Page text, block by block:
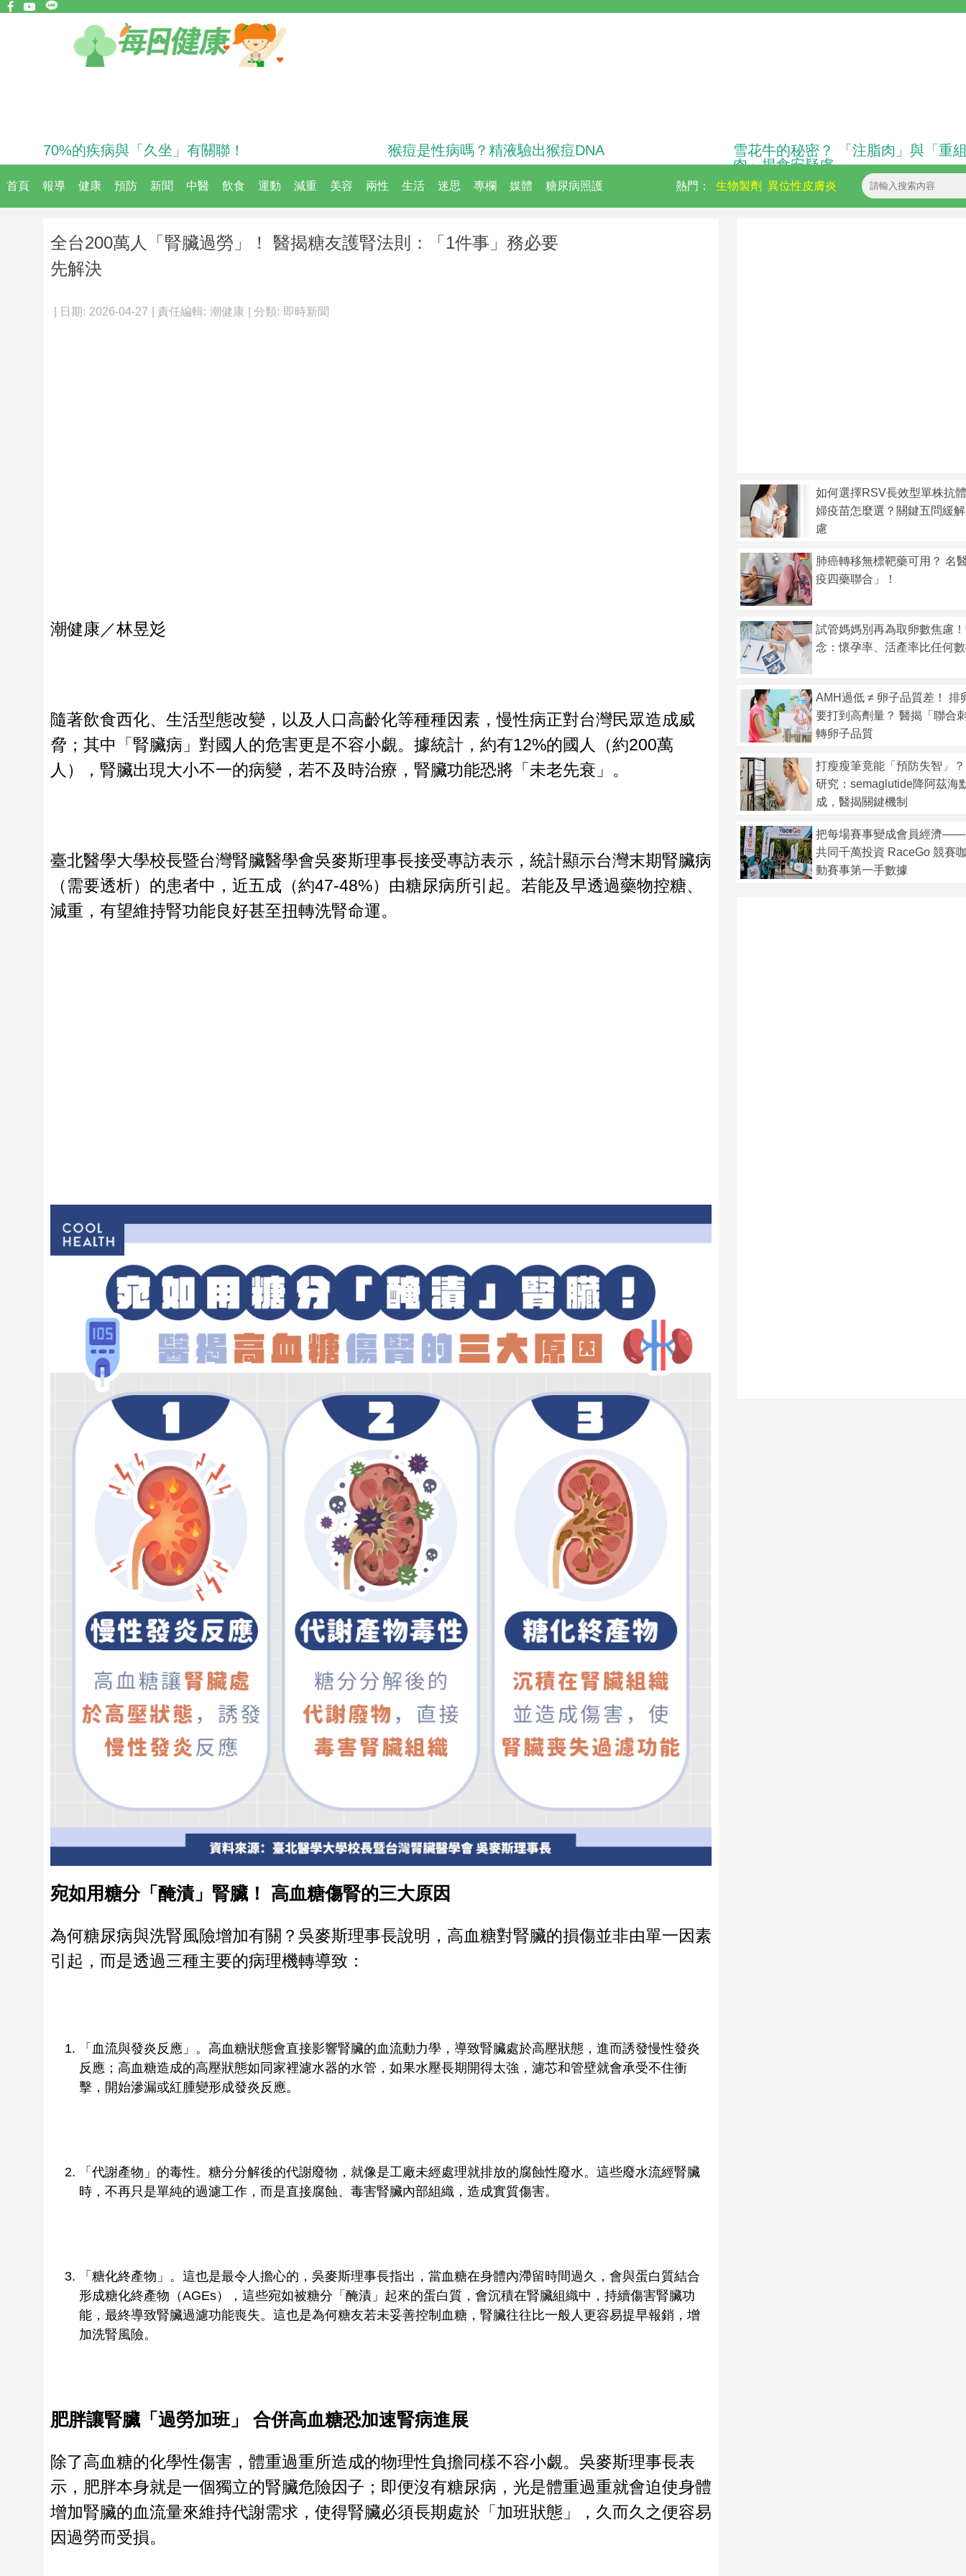
70%的疾病與「久坐」有關聯！ 猴痘是性病嗎？精液驗出猴痘DNA
雪花牛的秘密？ 「注脂肉」與「重
肉」揭食安疑慮
首頁 報導 健康 預防 新聞 中醫 飲食 運動 減重 美容 兩性 生活 迷思 專欄 媒體 糖尿病照護 異位性皮膚炎
生物製劑
熱門：
全台200萬人「腎臟過勞」！ 醫揭糖友護腎法則：「1件事」務必要
先解決
| 日期: 2026-04-27 | 責任編輯: 潮健康 | 分類: 即時新聞
潮健康／林昱彣
隨著飲食西化、生活型態改變，以及人口高齡化等種種因素，慢性病正對台灣民眾造成威
脅；其中「腎臟病」對國人的危害更是不容小覷。據統計，約有12%的國人（約200萬
人），腎臟出現大小不一的病變，若不及時治療，腎臟功能恐將「未老先衰」。
臺北醫學大學校長暨台灣腎臟醫學會吳麥斯理事長接受專訪表示，統計顯示台灣末期腎臟病
（需要透析）的患者中，近五成（約47-48%）由糖尿病所引起。若能及早透過藥物控糖、
減重，有望維持腎功能良好甚至扭轉洗腎命運。
宛如用糖分「醃漬」腎臟！ 高血糖傷腎的三大原因
為何糖尿病與洗腎風險增加有關？吳麥斯理事長說明，高血糖對腎臟的損傷並非由單一因素
引起，而是透過三種主要的病理機轉導致：
「血流與發炎反應」。高血糖狀態會直接影響腎臟的血流動力學，導致腎臟處於高壓狀態，進而誘發慢性發炎
反應；高血糖造成的高壓狀態如同家裡濾水器的水管，如果水壓長期開得太強，濾芯和管壁就會承受不住衝
擊，開始滲漏或紅腫變形成發炎反應。
「代謝產物」的毒性。糖分分解後的代謝廢物，就像是工廠未經處理就排放的腐蝕性廢水。這些廢水流經腎臟
時，不再只是單純的過濾工作，而是直接腐蝕、毒害腎臟內部組織，造成實質傷害。
「糖化終產物」。這也是最令人擔心的，吳麥斯理事長指出，當血糖在身體內滯留時間過久，會與蛋白質結合
形成糖化終產物（AGEs），這些宛如被糖分「醃漬」起來的蛋白質，會沉積在腎臟組織中，持續傷害腎臟功
能，最終導致腎臟過濾功能喪失。這也是為何糖友若未妥善控制血糖，腎臟往往比一般人更容易提早報銷，增
加洗腎風險。
肥胖讓腎臟「過勞加班」 合併高血糖恐加速腎病進展
除了高血糖的化學性傷害，體重過重所造成的物理性負擔同樣不容小覷。吳麥斯理事長表
示，肥胖本身就是一個獨立的腎臟危險因子；即便沒有糖尿病，光是體重過重就會迫使身體
增加腎臟的血流量來維持代謝需求，使得腎臟必須長期處於「加班狀態」，久而久之便容易
因過勞而受損。
如何選擇RSV長效型單株抗
婦疫苗怎麼選？關鍵五問緩
慮
肺癌轉移無標靶藥可用？ 名
疫四藥聯合」！
試管媽媽別再為取卵數焦慮
念：懷孕率、活產率比任何
AMH過低 ≠ 卵子品質差！ 排
要打到高劑量？ 醫揭「聯合
轉卵子品質
打瘦瘦筆竟能「預防失智」
研究：semaglutide降阿茲海
成，醫揭關鍵機制
把每場賽事變成會員經濟——
共同千萬投資 RaceGo 競賽
動賽事第一手數據